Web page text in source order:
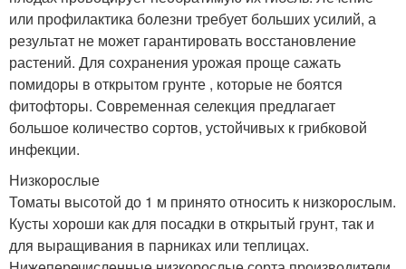
или профилактика болезни требует больших усилий, а
результат не может гарантировать восстановление
растений. Для сохранения урожая проще сажать
помидоры в открытом грунте , которые не боятся
фитофторы. Современная селекция предлагает
большое количество сортов, устойчивых к грибковой
инфекции.
Низкорослые
Томаты высотой до 1 м принято относить к низкорослым.
Кусты хороши как для посадки в открытый грунт, так и
для выращивания в парниках или теплицах.